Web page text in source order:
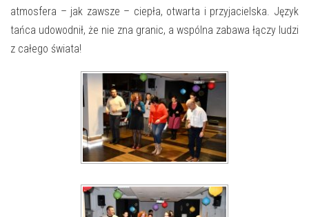
FOTO
E-INFORMATOR
atmosfera – jak zawsze – ciepła, otwarta i przyjacielska. Język
tańca udowodnił, że nie zna granic, a wspólna zabawa łączy ludzi
z całego świata!